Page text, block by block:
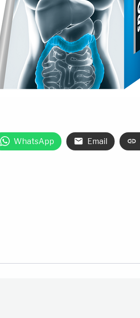
WhatsApp Email